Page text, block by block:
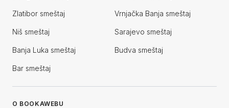
Zlatibor smeštaj Vrnjačka Banja smeštaj
Niš smeštaj Sarajevo smeštaj
Banja Luka smeštaj Budva smeštaj
Bar smeštaj
O BOOKAWEBU